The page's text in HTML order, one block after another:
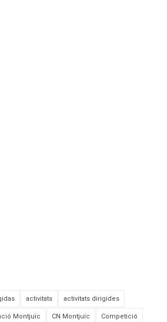
activitats activitats dirigides
Montjuïc CN Montjuïc Competició